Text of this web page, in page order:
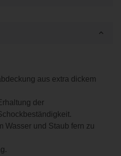
aus extra dickem
der
Wasser und Staub fern zu